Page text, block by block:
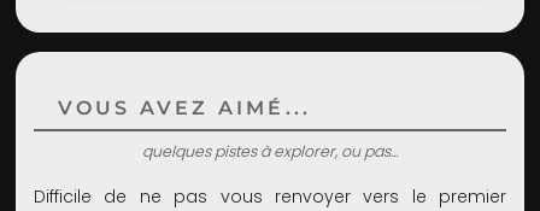
VOUS AVEZ AIMÉ...
quelques pistes à explorer, ou pas...
Difficile de ne pas vous renvoyer vers le premier